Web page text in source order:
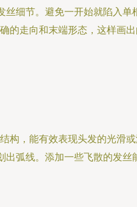
细节。避免一开始就陷入单
的走向和末端形态，这样画
构，能有效表现头发的光滑或
弧线。添加一些飞散的发丝